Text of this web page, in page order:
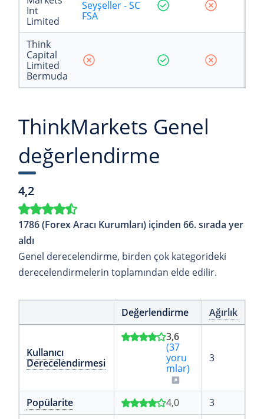
Int
Limited
Seyşeller - SC
FSA
Think
Capital
Limited
Bermuda
ThinkMarkets Genel
değerlendirme
4,2
1786 (Forex Aracı Kurumları) içinden 66. sırada yer
aldı
Genel derecelendirme, birden çok kategorideki
derecelendirmelerin toplamından elde edilir.
Değerlendirme Ağırlık
Kullanıcı
Derecelendirmesi
3,6
(37
yoru
mlar)
3
Popülarite 4,0
3